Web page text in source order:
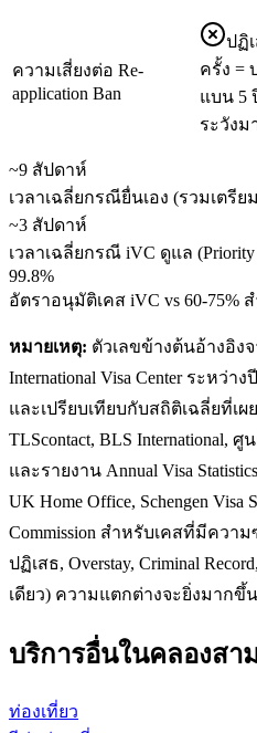
ความเสี่ยงต่อ Re-
application Ban
ปฏิ
ครั้ง =
แบน 5
ระวังม
~9 สัปดาห์
เวลาเฉลี่ยกรณียื่นเอง (รวมเตรีย
~3 สัปดาห์
เวลาเฉลี่ยกรณี iVC ดูแล
99.8%
อัตราอนุมัติเคส iVC vs 60-75%
หมายเหตุ: ตัวเลขข้างต้นอ้างอิง
International Visa Center ระหว่า
และเปรียบเทียบกับสถิติเฉลี่ยที่เผ
TLScontact, BLS
และรายงาน Annual Visa
UK Home Office, Schengen Visa
Commission สำหรับเคสที่มีควา
ปฏิเสธ, Overstay, Criminal
เดียว) ความแตกต่างจะยิ่งมากขึ้น
บริการอื่นในคลองสา
ท่องเที่ยว